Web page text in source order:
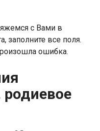
с Вами в
заполните все поля.
ошибка.